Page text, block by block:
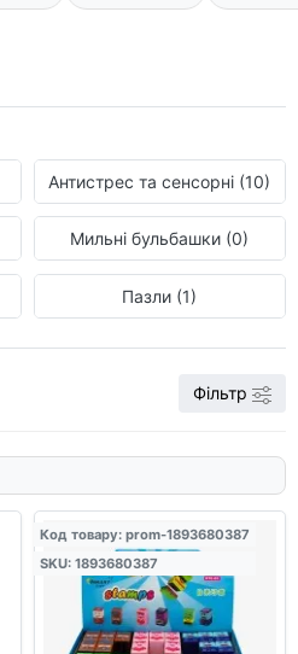
Антистрес та сенсорні (10)
Мильні бульбашки (0)
Пазли (1)
Фільтр
Код товару: prom-1893680387
SKU: 1893680387